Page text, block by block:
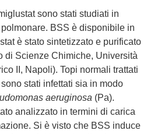
sono stati studiati in
BSS è disponibile in
è stato sintetizzato e purificato
di Scienze Chimiche, Università
II, Napoli). Topi normali trattati
stati infettati sia in modo
aeruginosa (Pa).
analizzato in termini di carica
Si è visto che BSS induce